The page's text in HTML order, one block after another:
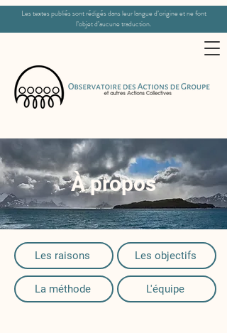
Les textes publiés sont rédigés dans leur langue d’origine et ne font
l’objet d’aucune traduction.
À propos
Les raisons Les objectifs
La méthode L'équipe